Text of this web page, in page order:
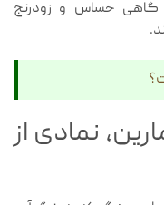
حساس و زودرنج
نمادی از